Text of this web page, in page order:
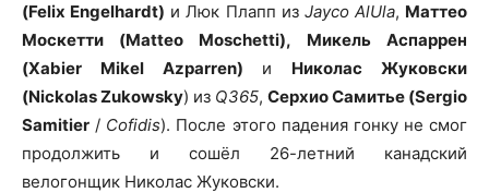
(Felix Engelhardt) и Люк Плапп из Jayco AlUla, Маттео
Москетти (Matteo Moschetti),
Микель Аспаррен
(Xabier Mikel Azparren) и Николас Жуковски
(Nickolas Zukowsky) из Q365, Серхио Самитье (Sergio
Samitier / Cofidis). После этого падения гонку не смог
продолжить и сошёл 26-летний канадский
велогонщик Николас Жуковски.